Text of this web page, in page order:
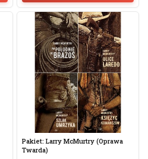
Pakiet: Larry McMurtry (oprawa
Twarda)